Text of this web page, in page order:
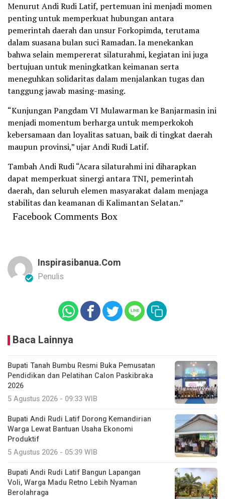
Menurut Andi Rudi Latif, pertemuan ini menjadi momen
penting untuk memperkuat hubungan antara
pemerintah daerah dan unsur Forkopimda, terutama
dalam suasana bulan suci Ramadan. Ia menekankan
bahwa selain mempererat silaturahmi, kegiatan ini juga
bertujuan untuk meningkatkan keimanan serta
meneguhkan solidaritas dalam menjalankan tugas dan
tanggung jawab masing-masing.
“Kunjungan Pangdam VI Mulawarman ke Banjarmasin ini
menjadi momentum berharga untuk memperkokoh
kebersamaan dan loyalitas satuan, baik di tingkat daerah
maupun provinsi,” ujar Andi Rudi Latif.
Tambah Andi Rudi “Acara silaturahmi ini diharapkan
dapat memperkuat sinergi antara TNI, pemerintah
daerah, dan seluruh elemen masyarakat dalam menjaga
stabilitas dan keamanan di Kalimantan Selatan.”
Facebook Comments Box
Inspirasibanua.com
Penulis
Baca Lainnya
Bupati Tanah Bumbu Resmi Buka Pemusatan
Pendidikan dan Pelatihan Calon Paskibraka
2026
5 Agustus 2026 - 09:33 WIB
Bupati Andi Rudi Latif Dorong Kemandirian
Warga Lewat Bantuan Usaha Ekonomi
Produktif
5 Agustus 2026 - 05:39 WIB
Bupati Andi Rudi Latif Bangun Lapangan
Voli, Warga Madu Retno Lebih Nyaman
Berolahraga